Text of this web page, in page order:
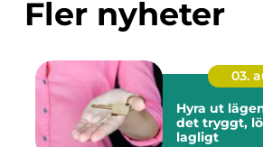
Fler nyheter
03.
Hyra ut lägenhet så
det tryggt,
lagligt